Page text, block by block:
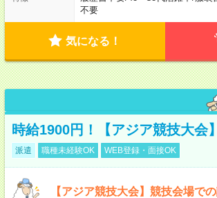
不要
気になる！
時給1900円！【アジア競技大会
派遣 職種未経験OK WEB登録・面接OK
【アジア競技大会】競技会場で